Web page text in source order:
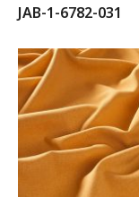
JAB-1-6782-031